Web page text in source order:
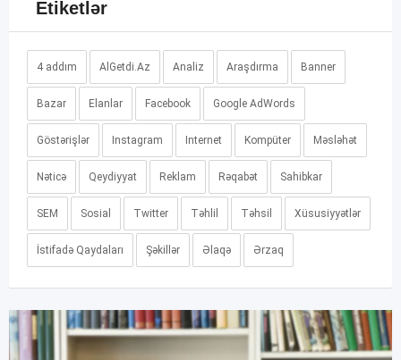
Etiketlər
4 addım AlGetdi.Az Analiz Araşdırma Banner
Bazar Elanlar Facebook Google AdWords
Göstərişlər Instagram Internet Kompüter Məsləhət
Nəticə Qeydiyyat Reklam Rəqabət Sahibkar
SEM Sosial Twitter Təhlil Təhsil Xüsusiyyətlər
İstifadə Qaydaları Şəkillər Əlaqə Ərzaq